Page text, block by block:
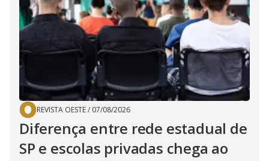
REVISTA OESTE/ 07/08/2026
Diferença entre rede estadual de
SP e escolas privadas chega ao